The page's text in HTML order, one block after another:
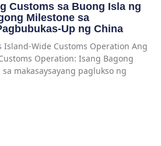
Customs sa Buong Isla ng
Milestone sa
Up ng China
Island-Wide Customs Operation Ang
Operation: Isang Bagong
makasaysayang paglukso ng